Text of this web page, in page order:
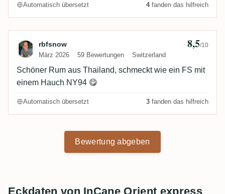
Automatisch übersetzt 4fanden das hilfreich
Bewertung von rbfsnow
rbfsnow
März 2026 59 Bewertungen Switzerland
8,5/10
Schöner Rum aus Thailand, schmeckt wie ein FS mit
einem Hauch NY94 😋
Automatisch übersetzt 3 fanden das hilfreich
Bewertung abgeben
Eckdaten von InCane Orient express